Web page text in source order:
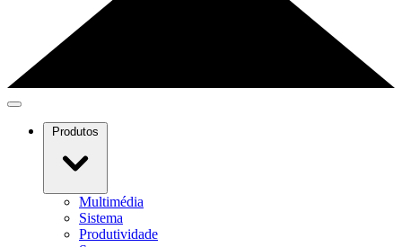
Produtos
Multimédia
Sistema
Produtividade